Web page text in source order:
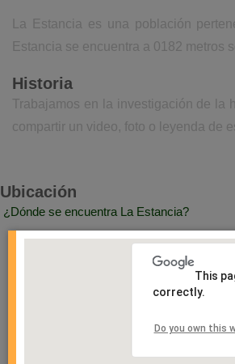
La Estancia es una población
Estancia se encuentra a 0182 metros
Historia
Trabajamos en la investigación de la
compartir un video, foto o leyenda de
Ubicación
¿Dónde se encuentra La Estancia?
This
correctly.
Do you own this